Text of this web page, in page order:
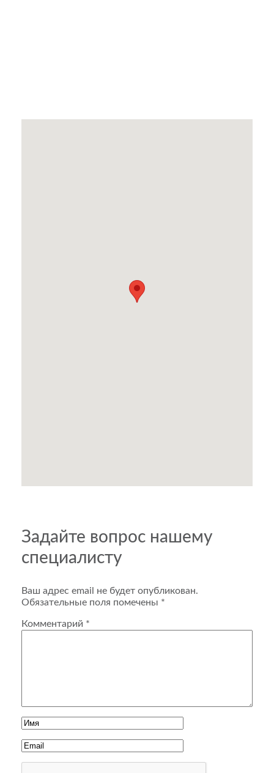
Задайте вопрос нашему
специалисту
Ваш адрес email не будет опубликован.
Обязательные поля помечены *
Комментарий *